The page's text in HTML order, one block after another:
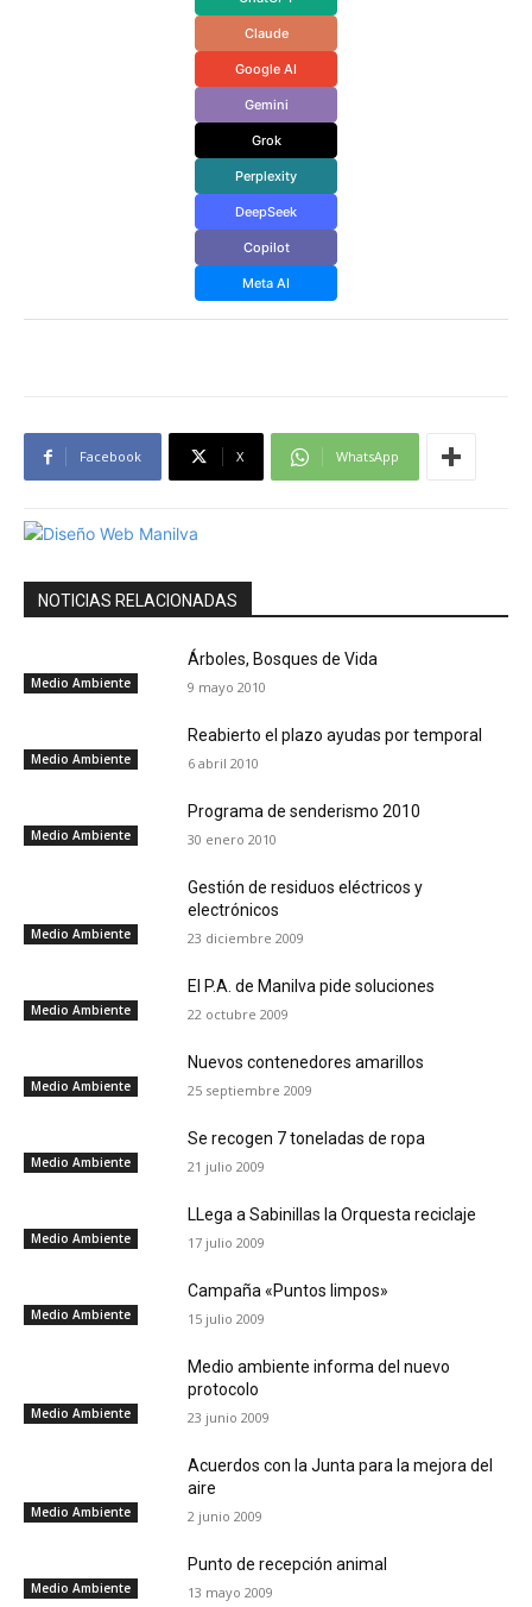
Claude
Google AI
Gemini
Grok
Perplexity
DeepSeek
Copilot
Meta AI
Facebook X WhatsApp
NOTICIAS RELACIONADAS
Medio Ambiente
Árboles, Bosques de Vida
9 mayo 2010
Medio Ambiente
Reabierto el plazo ayudas por temporal
6 abril 2010
Medio Ambiente
Programa de senderismo 2010
30 enero 2010
Medio Ambiente
Gestión de residuos eléctricos y
electrónicos
23 diciembre 2009
Medio Ambiente
El P.A. de Manilva pide soluciones
22 octubre 2009
Medio Ambiente
Nuevos contenedores amarillos
25 septiembre 2009
Medio Ambiente
Se recogen 7 toneladas de ropa
21 julio 2009
Medio Ambiente
LLega a Sabinillas la Orquesta reciclaje
17 julio 2009
Medio Ambiente
Campaña «Puntos limpos»
15 julio 2009
Medio Ambiente
Medio ambiente informa del nuevo
protocolo
23 junio 2009
Medio Ambiente
Acuerdos con la Junta para la mejora del
aire
2 junio 2009
Medio Ambiente
Punto de recepción animal
13 mayo 2009